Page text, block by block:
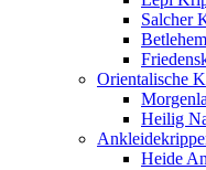
Salcher
Orientalische
Heilig
Heide